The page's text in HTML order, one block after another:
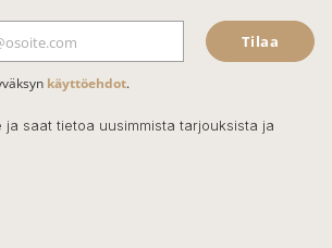
Tilaa
käyttöehdot.
ja saat tietoa uusimmista tarjouksista ja